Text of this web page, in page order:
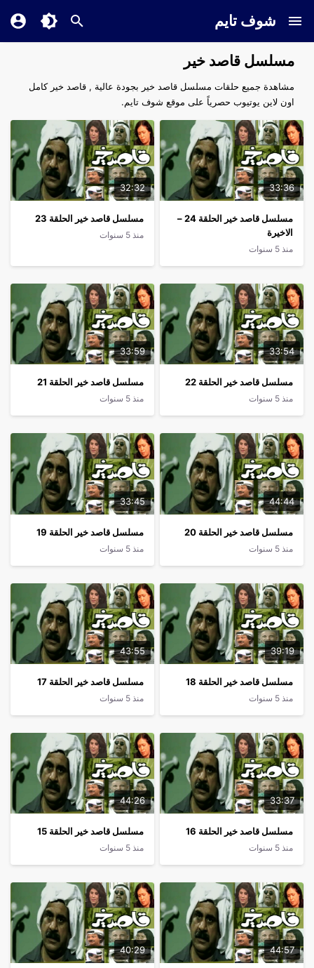
شوف تايم
مسلسل قاصد خير
مشاهدة جميع حلقات مسلسل قاصد خير بجودة عالية , قاصد خير كامل
اون لاين يوتيوب حصرياً على موقع شوف تايم.
33:36
مسلسل قاصد خير الحلقة 24 –
الاخيرة
منذ 5 سنوات
32:32
مسلسل قاصد خير الحلقة 23
منذ 5 سنوات
33:54
مسلسل قاصد خير الحلقة 22
منذ 5 سنوات
33:59
مسلسل قاصد خير الحلقة 21
منذ 5 سنوات
44:44
مسلسل قاصد خير الحلقة 20
منذ 5 سنوات
33:45
مسلسل قاصد خير الحلقة 19
منذ 5 سنوات
39:19
مسلسل قاصد خير الحلقة 18
منذ 5 سنوات
43:55
مسلسل قاصد خير الحلقة 17
منذ 5 سنوات
33:37
مسلسل قاصد خير الحلقة 16
منذ 5 سنوات
44:26
مسلسل قاصد خير الحلقة 15
منذ 5 سنوات
44:57
40:29